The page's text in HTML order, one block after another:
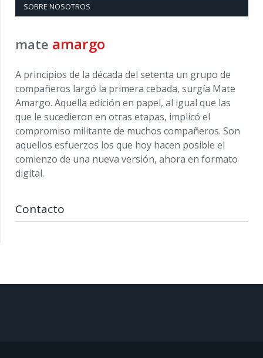
SOBRE NOSOTROS
mate amargo
A principios de la década del setenta un grupo de
compañeros largó la primera cebada, surgía Mate
Amargo. Aquella edición en papel, al igual que las
que le sucedieron en otras etapas, implicó el
compromiso militante de muchos compañeros. Son
aquellos esfuerzos los que hoy hacen posible el
comienzo de una nueva versión, ahora en formato
digital.
Contacto